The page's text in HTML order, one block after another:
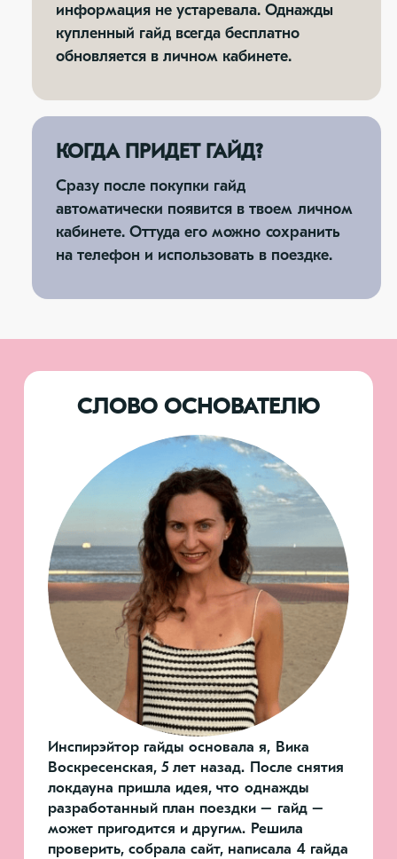
информация не устаревала. Однажды
купленный гайд всегда бесплатно
обновляется в личном кабинете.
КОГДА ПРИДЕТ ГАЙД?
Сразу после покупки гайд
автоматически появится в твоем личном
кабинете. Оттуда его можно сохранить
на телефон и использовать в поездке.
СЛОВО ОСНОВАТЕЛЮ
Инспирэйтор гайды основала я, Вика
Воскресенская, 5 лет назад. После снятия
локдауна пришла идея, что однажды
разработанный план поездки – гайд –
может пригодится и другим. Решила
проверить, собрала сайт, написала 4 гайда